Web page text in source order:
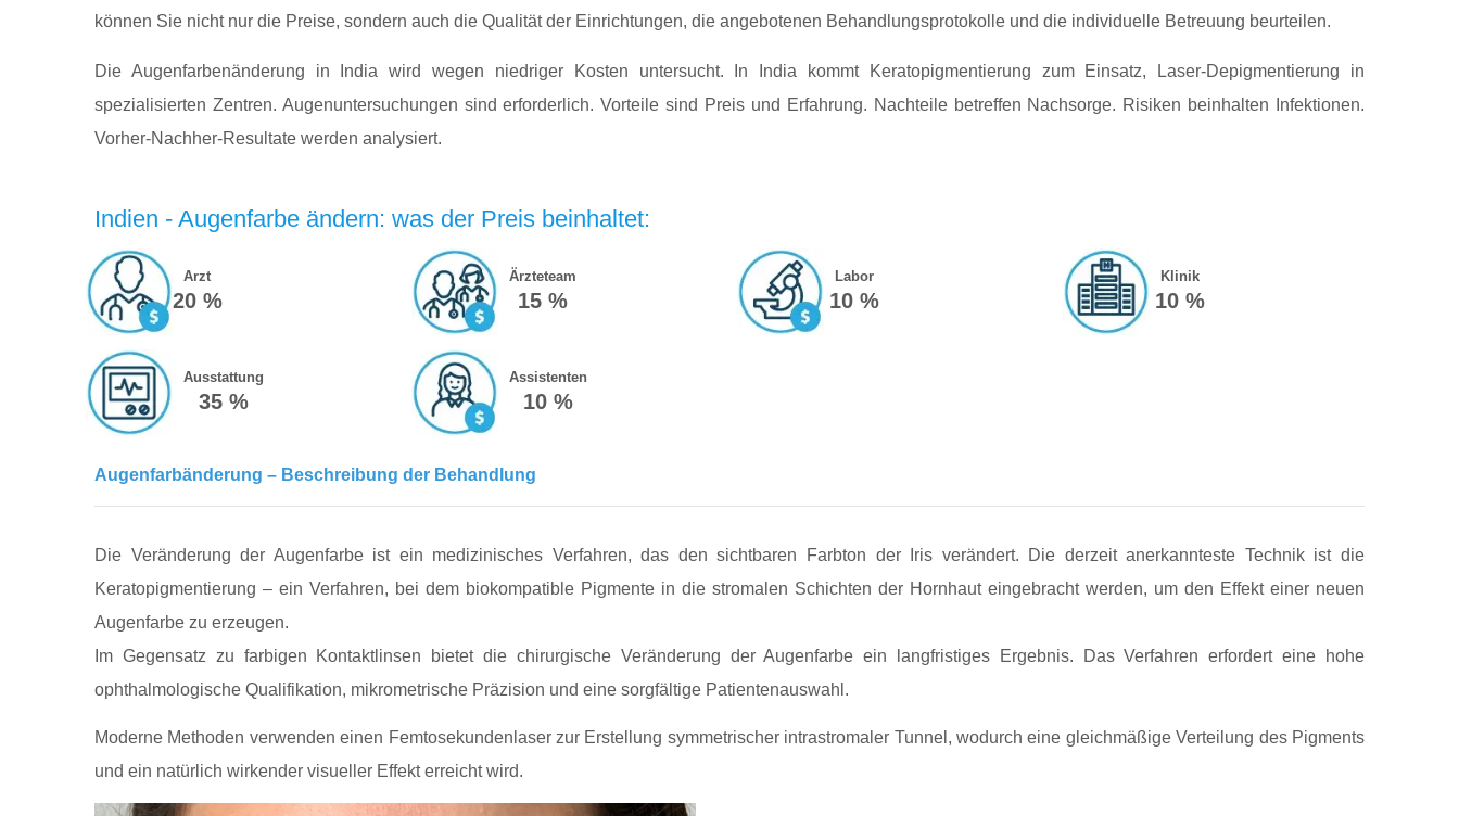
können Sie nicht nur die Preise, sondern auch die Qualität der Einrichtungen, die angebotenen Behandlungsprotokolle und die individuelle Betreuung beurteilen.
Die Augenfarbenänderung in India wird wegen niedriger Kosten untersucht. In India kommt Keratopigmentierung zum Einsatz, Laser-Depigmentierung in
spezialisierten Zentren. Augenuntersuchungen sind erforderlich. Vorteile sind Preis und Erfahrung. Nachteile betreffen Nachsorge. Risiken beinhalten Infektionen.
Vorher-Nachher-Resultate werden analysiert.
Indien - Augenfarbe ändern: was der Preis beinhaltet:
Arzt
20 %
Ärzteteam
15 %
Labor
10 %
Klinik
10 %
Ausstattung
35 %
Assistenten
10 %
Augenfarbänderung – Beschreibung der Behandlung
Die Veränderung der Augenfarbe ist ein medizinisches Verfahren, das den sichtbaren Farbton der Iris verändert. Die derzeit anerkannteste Technik ist die
Keratopigmentierung – ein Verfahren, bei dem biokompatible Pigmente in die stromalen Schichten der Hornhaut eingebracht werden, um den Effekt einer neuen
Augenfarbe zu erzeugen.
Im Gegensatz zu farbigen Kontaktlinsen bietet die chirurgische Veränderung der Augenfarbe ein langfristiges Ergebnis. Das Verfahren erfordert eine hohe
ophthalmologische Qualifikation, mikrometrische Präzision und eine sorgfältige Patientenauswahl.
Moderne Methoden verwenden einen Femtosekundenlaser zur Erstellung symmetrischer intrastromaler Tunnel, wodurch eine gleichmäßige Verteilung des Pigments
und ein natürlich wirkender visueller Effekt erreicht wird.